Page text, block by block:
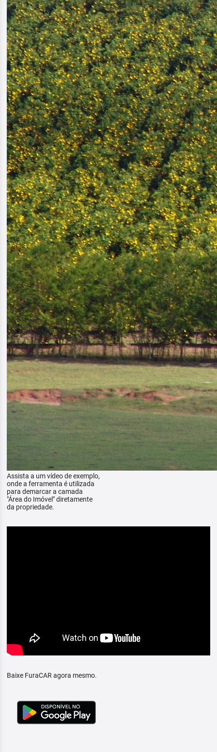
Assista a um vídeo de exemplo,
onde a ferramenta é utilizada
para demarcar a camada
"Área do Imóvel" diretamente
da propriedade.
Baixe FuraCAR agora mesmo.